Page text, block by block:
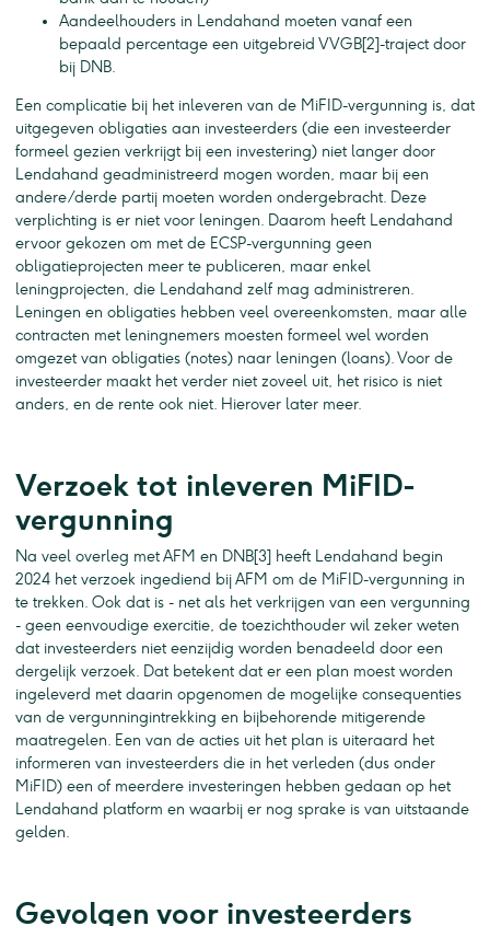
Aandeelhouders in Lendahand moeten vanaf een
bepaald percentage een uitgebreid VVGB[2]-traject door
bij DNB.
Een complicatie bij het inleveren van de MiFID-vergunning is, dat
uitgegeven obligaties aan investeerders (die een investeerder
formeel gezien verkrijgt bij een investering) niet langer door
Lendahand geadministreerd mogen worden, maar bij een
andere/derde partij moeten worden ondergebracht. Deze
verplichting is er niet voor leningen. Daarom heeft Lendahand
ervoor gekozen om met de ECSP-vergunning geen
obligatieprojecten meer te publiceren, maar enkel
leningprojecten, die Lendahand zelf mag administreren.
Leningen en obligaties hebben veel overeenkomsten, maar alle
contracten met leningnemers moesten formeel wel worden
omgezet van obligaties (notes) naar leningen (loans). Voor de
investeerder maakt het verder niet zoveel uit, het risico is niet
anders, en de rente ook niet. Hierover later meer.
Verzoek tot inleveren MiFID-
vergunning
Na veel overleg met AFM en DNB[3] heeft Lendahand begin
2024 het verzoek ingediend bij AFM om de MiFID-vergunning in
te trekken. Ook dat is - net als het verkrijgen van een vergunning
- geen eenvoudige exercitie, de toezichthouder wil zeker weten
dat investeerders niet eenzijdig worden benadeeld door een
dergelijk verzoek. Dat betekent dat er een plan moest worden
ingeleverd met daarin opgenomen de mogelijke consequenties
van de vergunningintrekking en bijbehorende mitigerende
maatregelen. Een van de acties uit het plan is uiteraard het
informeren van investeerders die in het verleden (dus onder
MiFID) een of meerdere investeringen hebben gedaan op het
Lendahand platform en waarbij er nog sprake is van uitstaande
gelden.
Gevolgen voor investeerders